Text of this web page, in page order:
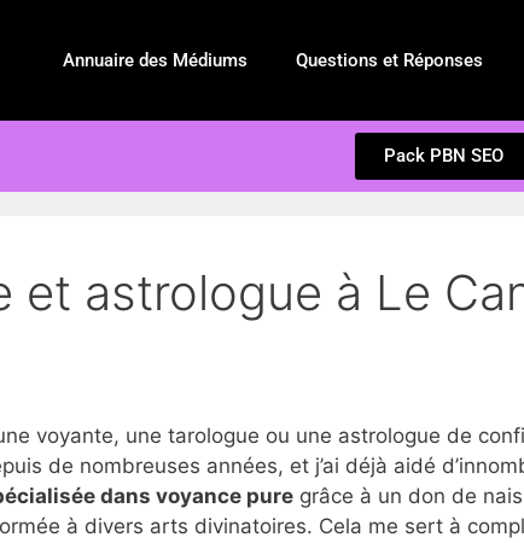
Annuaire des Médiums Questions et Réponses
Pack PBN SEO
et astrologue à Le
voyante, une tarologue ou une astrologue de
de nombreuses années, et j’ai déjà aidé
dans voyance pure grâce à un don de
à divers arts divinatoires. Cela me sert à